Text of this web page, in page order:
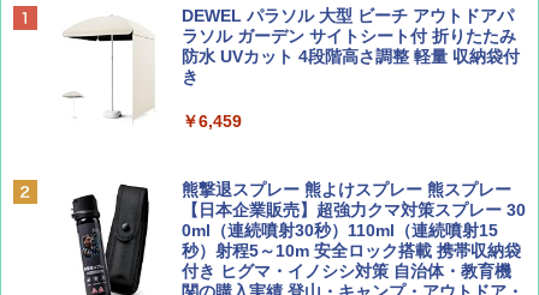
BE-PAL(ビ-パル) 2026年 9 月号【特別付録:
SOTO ミニマル"旅"財布 ランダム2種】
￥1,500
誌] (ＤＩＳＮＥＹ ＦＡＮ)
￥713
地球の歩き方 スター・ウォーズ
￥2,695
球の歩き方A ヨーロッパ
￥2,479
[キャンパーズコレクション 山善] ポップアッ
プテント 傘みたいに広げて畳める パッとサ
ッとサンシェード キューブ フルクローズ メ
ッシュ 簡単設置 ワンタッチテント キャンプ
PYKES PEAK (パイクスピーク) 着替えテン
ト プライバシー テント 【中が透けない】 1
人用 折りたたみ 防災グッズ 災害用トイレ ビ
ーチ ピクニック ポップアップテント 携帯 簡
DEWEL パラソル 大型 ビーチ アウトドアパ
ラソル ガーデン サイトシート付 折りたたみ
防水 UVカット 4段階高さ調整 軽量 収納袋付
き
￥6,459
熊撃退スプレー 熊よけスプレー 熊スプレー
【日本企業販売】超強力クマ対策スプレー 30
0ml（連続噴射30秒）110ml（連続噴射15
秒）射程5～10m 安全ロック搭載 携帯収納袋
付き ヒグマ・イノシシ対策 自治体・教育機